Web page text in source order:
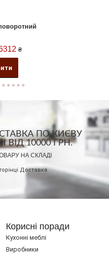
₴
ПО КИЄВУ
ВІД 10000 ГРН.
НА СКЛАДІ
Доставка
Корисні поради
Кухонні меблі
Виробники